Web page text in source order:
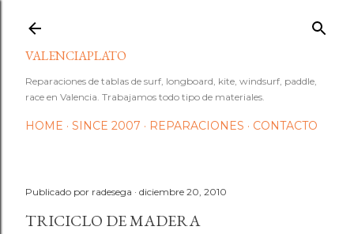
VALENCIAPLATO
Reparaciones de tablas de surf, longboard, kite, windsurf, paddle,
race en Valencia. Trabajamos todo tipo de materiales.
HOME SINCE 2007 REPARACIONES CONTACTO
Publicado por radesega diciembre 20, 2010
TRICICLO DE MADERA